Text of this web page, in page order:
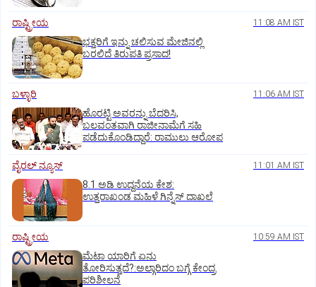
ರಾಷ್ಟ್ರೀಯ 11:08 AM IST
ಭಕ್ತರಿಗೆ ಇನ್ನು ಚಲಿಸುವ ಮೇಜಿನಲ್ಲಿ
ಬರಲಿದೆ ತಿರುಪತಿ ಪ್ರಸಾದ!
ಬಳ್ಳಾರಿ 11:06 AM IST
ಹೊರಟ್ಟಿ ಅವರನ್ನು ಬೆದರಿಸಿ,
ಬಲವಂತವಾಗಿ ರಾಜೀನಾಮೆಗೆ ಸಹಿ
ಪಡೆದುಕೊಂಡಿದ್ದಾರೆ: ರಾಮುಲು ಆರೋಪ
ವೈರಲ್ ನ್ಯೂಸ್ 11:01 AM IST
8.1 ಅಡಿ ಉದ್ದನೆಯ ಕೇಶ:
ಉತ್ತರಾಖಂಡ ಮಹಿಳೆ ಗಿನ್ನೆಸ್‌ ದಾಖಲೆ
ರಾಷ್ಟ್ರೀಯ 10:59 AM IST
ಮೆಟಾ ಯಾರಿಗೆ ಏನು
ತೋರಿಸುತ್ತದೆ?:ಅಲ್ಗಾರಿದಂ ಬಗ್ಗೆ ಕೇಂದ್ರ
ಪರಿಶೀಲನೆ